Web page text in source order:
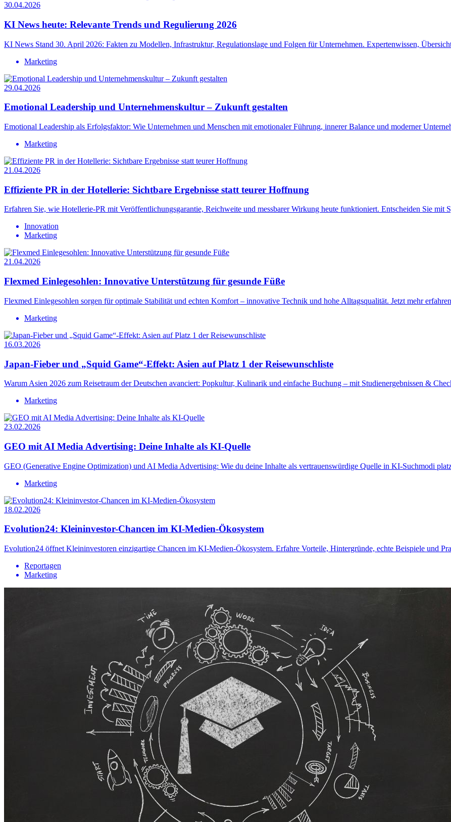
30.04.2026
KI News heute: Relevante Trends und Regulierung 2026
KI News Stand 30. April 2026: Fakten zu Modellen, Infrastruktur, Regulationslage und Folgen für Unternehmen. Expertenwissen,
Marketing
29.04.2026
Emotional Leadership und Unternehmenskultur – Zukunft gestalten
Emotional Leadership als Erfolgsfaktor: Wie Unternehmen und Menschen mit emotionaler Führung, innerer Balance und moderner
Marketing
21.04.2026
Effiziente PR in der Hotellerie: Sichtbare Ergebnisse statt teurer Hoffnung
Erfahren Sie, wie Hotellerie-PR mit Veröffentlichungsgarantie, Reichweite und messbarer Wirkung heute funktioniert. Entscheiden Sie mit
Innovation
Marketing
21.04.2026
Flexmed Einlegesohlen: Innovative Unterstützung für gesunde Füße
Flexmed Einlegesohlen sorgen für optimale Stabilität und echten Komfort – innovative Technik und hohe Alltagsqualität. Jetzt mehr
Marketing
16.03.2026
Japan-Fieber und „Squid Game“-Effekt: Asien auf Platz 1 der Reisewunschliste
Warum Asien 2026 zum Reisetraum der Deutschen avanciert: Popkultur, Kulinarik und einfache Buchung – mit Studienergebnissen &
Marketing
23.02.2026
GEO mit AI Media Advertising: Deine Inhalte als KI-Quelle
GEO (Generative Engine Optimization) und AI Media Advertising: Wie du deine Inhalte als vertrauenswürdige Quelle in KI-Suchmodi
Marketing
18.02.2026
Evolution24: Kleininvestor-Chancen im KI-Medien-Ökosystem
Evolution24 öffnet Kleininvestoren einzigartige Chancen im KI-Medien-Ökosystem. Erfahre Vorteile, Hintergründe, echte Beispiele und
Reportagen
Marketing